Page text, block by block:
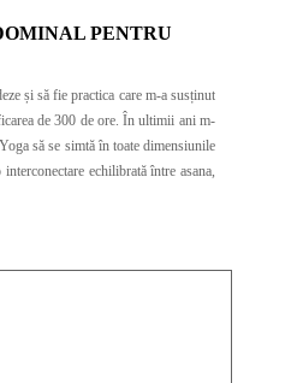
PENTRU
și să fie practica care m-a susținut
de 300 de ore. În ultimii ani m-
echilibrată între asana,